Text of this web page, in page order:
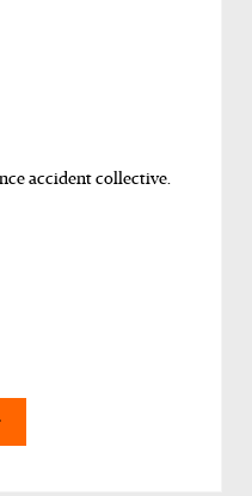
accident collective.